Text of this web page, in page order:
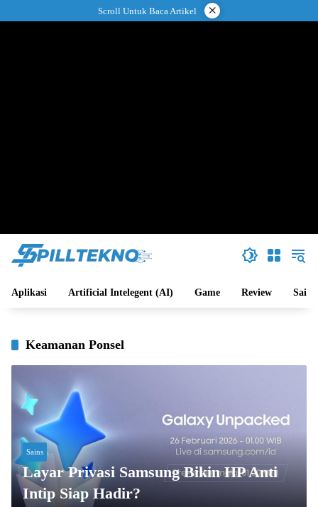
ke
Scroll Untuk Baca Artikel ×
Aplikasi Artificial Intelegent (AI) Game Review Sains
Keamanan Ponsel
Sains
Layar Privasi Samsung Bikin HP Anti
Intip Siap Hadir?